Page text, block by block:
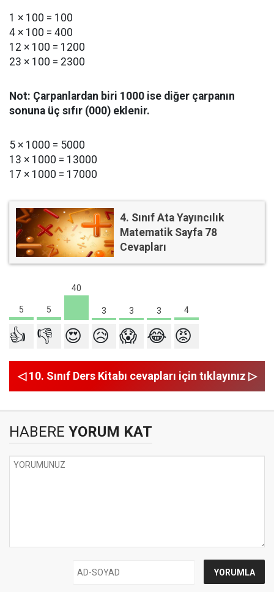
1 × 100 = 100
4 × 100 = 400
12 × 100 = 1200
23 × 100 = 2300
Not: Çarpanlardan biri 1000 ise diğer çarpanın
sonuna üç sıfır (000) eklenir.
5 × 1000 = 5000
13 × 1000 = 13000
17 × 1000 = 17000
4. Sınıf Ata Yayıncılık
Matematik Sayfa 78
Cevapları
5 5
40
3 3 3 4
👍 👎 😍 😥 😱 😂 😡
◁ 10. Sınıf Ders Kitabı cevapları için tıklayınız ▷
HABERE YORUM KAT